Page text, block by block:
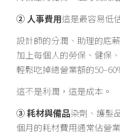
② 人事費用這是最容易低
設計師的分潤、助理的底
加上每個人的勞保、健保
輕鬆吃掉總營業額的
這不是利潤，這是成本。
③ 耗材與備品染劑、護髮
個月的耗材費用通常佔營